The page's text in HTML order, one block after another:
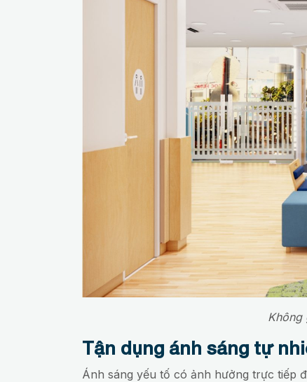
Không
Tận dụng ánh sáng tự
Ánh sáng yếu tố có ảnh hưởng trực tiếp